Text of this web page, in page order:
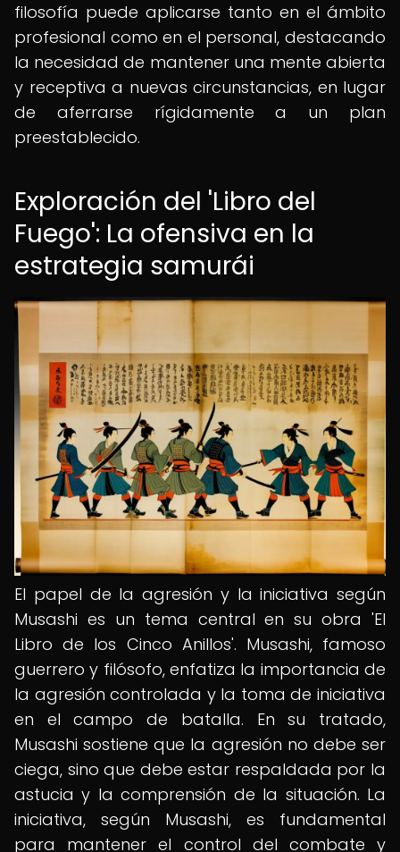
filosofía puede aplicarse tanto en el ámbito
profesional como en el personal, destacando
la necesidad de mantener una mente abierta
y receptiva a nuevas circunstancias, en lugar
de aferrarse rígidamente a un plan
preestablecido.
Exploración del 'Libro del
Fuego': La ofensiva en la
estrategia samurái
El papel de la agresión y la iniciativa según
Musashi es un tema central en su obra 'El
Libro de los Cinco Anillos'. Musashi, famoso
guerrero y filósofo, enfatiza la importancia de
la agresión controlada y la toma de iniciativa
en el campo de batalla. En su tratado,
Musashi sostiene que la agresión no debe ser
ciega, sino que debe estar respaldada por la
astucia y la comprensión de la situación. La
iniciativa, según Musashi, es fundamental
para mantener el control del combate y